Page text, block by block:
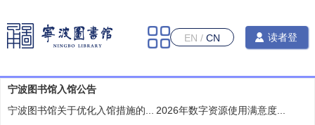
EN /CN
读者登
​宁波图书馆入馆公告
宁波图书馆关于优化入馆措施的...
2026年数字资源使用满意度...